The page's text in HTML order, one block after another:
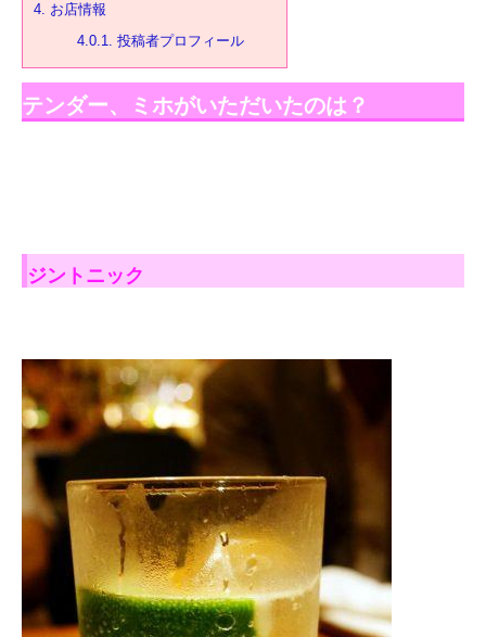
4. お店情報
4.0.1. 投稿者プロフィール
テンダー、ミホがいただいたのは？
ジントニック